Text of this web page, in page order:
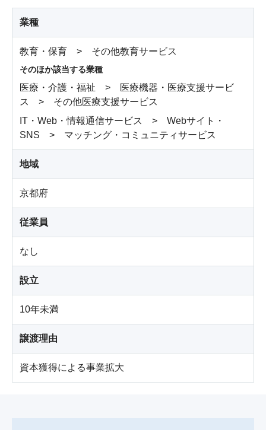
業種
教育・保育 > その他教育サービス
そのほか該当する業種
医療・介護・福祉 > 医療機器・医療支援サービ
ス > その他医療支援サービス
IT・Web・情報通信サービス > Webサイト・
SNS > マッチング・コミュニティサービス
地域
京都府
従業員
なし
設立
10年未満
譲渡理由
資本獲得による事業拡大